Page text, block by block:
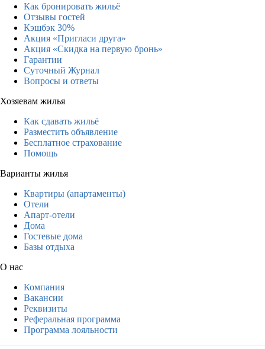
Как бронировать жильё
Отзывы гостей
Кэшбэк 30%
Акция «Пригласи друга»
Акция «Скидка на первую бронь»
Гарантии
Суточный Журнал
Вопросы и ответы
Хозяевам жилья
Как сдавать жильё
Разместить объявление
Бесплатное страхование
Помощь
Варианты жилья
Квартиры (апартаменты)
Отели
Апарт-отели
Дома
Гостевые дома
Базы отдыха
О нас
Компания
Вакансии
Реквизиты
Реферальная программа
Программа лояльности